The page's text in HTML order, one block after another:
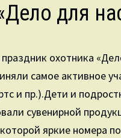
для
охотника
самое активное
и пр.).Дети и
сувенирной
яркие номера